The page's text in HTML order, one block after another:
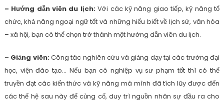
– Hướng dẫn viên du lịch:Với các kỹ năng giao tiếp, kỹ năng tổ
chức, khả năng ngoại ngữ tốt và những hiểu biết về lịch sử, văn hóa
– xã hội, bạn có thể chọn trở thành một hướng dẫn viên du lịch.
– Giảng viên:Công tác nghiên cứu và giảng dạy tại các trường đại
học, viện đào tạo… Nếu bạn có nghiệp vụ sư phạm tốt thì có thể
truyền đạt các kiến thức và kỹ năng mà mình đã tích lũy được đến
các thế hệ sau này để củng cố, duy trì nguồn nhân sự đầu ra cho